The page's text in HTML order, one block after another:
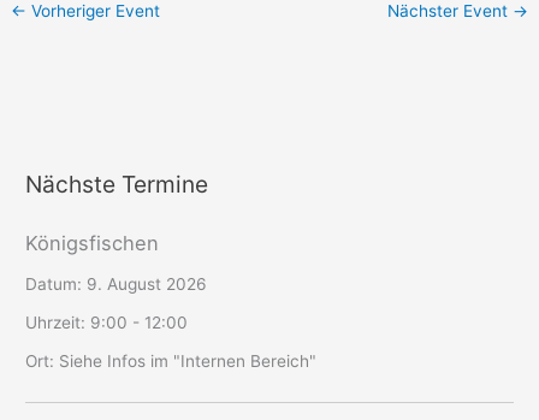
← Vorheriger Event Nächster Event →
Nächste Termine
Königsfischen
Datum: 9. August 2026
Uhrzeit: 9:00 - 12:00
Ort: Siehe Infos im "Internen Bereich"